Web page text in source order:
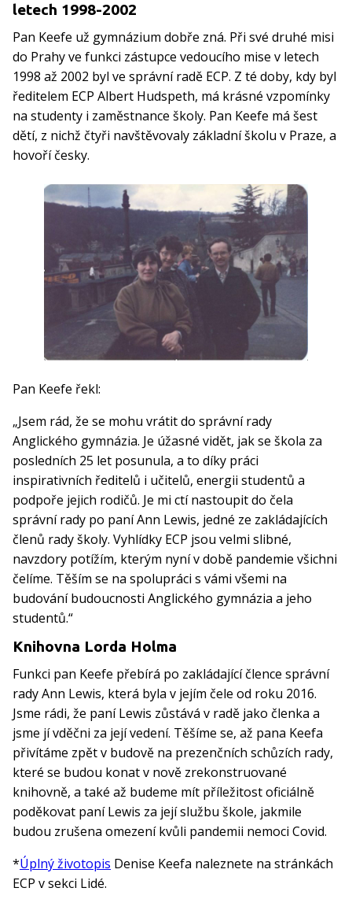
letech 1998-2002
Pan Keefe už gymnázium dobře zná. Při své druhé misi
do Prahy ve funkci zástupce vedoucího mise v letech
1998 až 2002 byl ve správní radě ECP. Z té doby, kdy byl
ředitelem ECP Albert Hudspeth, má krásné vzpomínky
na studenty i zaměstnance školy. Pan Keefe má šest
dětí, z nichž čtyři navštěvovaly základní školu v Praze, a
hovoří česky.
Pan Keefe řekl:
„Jsem rád, že se mohu vrátit do správní rady
Anglického gymnázia. Je úžasné vidět, jak se škola za
posledních 25 let posunula, a to díky práci
inspirativních ředitelů i učitelů, energii studentů a
podpoře jejich rodičů. Je mi ctí nastoupit do čela
správní rady po paní Ann Lewis, jedné ze zakládajících
členů rady školy. Vyhlídky ECP jsou velmi slibné,
navzdory potížím, kterým nyní v době pandemie všichni
čelíme. Těším se na spolupráci s vámi všemi na
budování budoucnosti Anglického gymnázia a jeho
studentů.“
Knihovna Lorda Holma
Funkci pan Keefe přebírá po zakládající člence správní
rady Ann Lewis, která byla v jejím čele od roku 2016.
Jsme rádi, že paní Lewis zůstává v radě jako členka a
jsme jí vděčni za její vedení. Těšíme se, až pana Keefa
přivítáme zpět v budově na prezenčních schůzích rady,
které se budou konat v nově zrekonstruované
knihovně, a také až budeme mít příležitost oficiálně
poděkovat paní Lewis za její službu škole, jakmile
budou zrušena omezení kvůli pandemii nemoci Covid.
*Úplný životopis Denise Keefa naleznete na stránkách
ECP v sekci Lidé.